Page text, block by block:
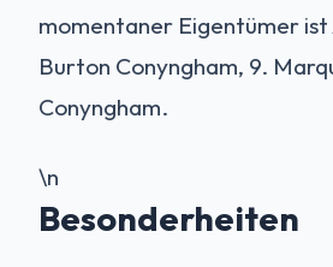
momentaner Eigentümer
Burton Conyngham, 9.
Conyngham.
\n
Besonderheiten